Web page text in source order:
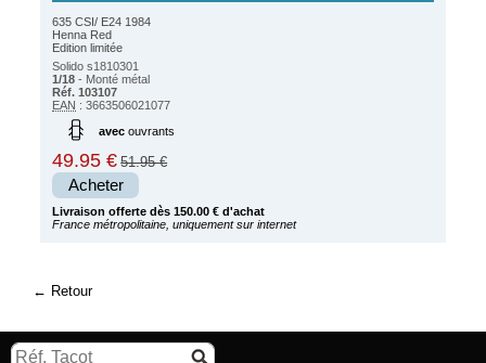
635 CSI/ E24 1984
Henna Red
Edition limitée
Solido s1810301
1/18 - Monté métal
Réf. 103107
EAN : 3663506021077
avecouvrants
49.95 € 51.95 €
Acheter
Livraison offerte dès 150.00 € d'achat
France métropolitaine, uniquement sur internet
Retour